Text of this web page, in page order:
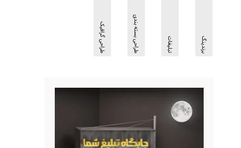
برندینگ تبلیغات طراحی بسته بندی طراحی گرافیک